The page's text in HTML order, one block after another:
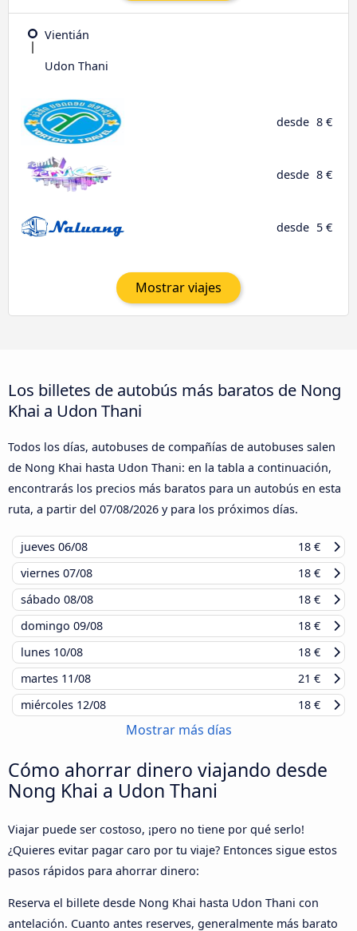
Vientián
Udon Thani
desde 8 €
desde 8 €
desde 5 €
Mostrar viajes
Los billetes de autobús más baratos de Nong
Khai a Udon Thani
Todos los días, autobuses de compañías de autobuses salen
de Nong Khai hasta Udon Thani: en la tabla a continuación,
encontrarás los precios más baratos para un autobús en esta
ruta, a partir del 07/08/2026 y para los próximos días.
jueves 06/08
18 €
viernes 07/08
18 €
sábado 08/08
18 €
domingo 09/08
18 €
lunes 10/08
18 €
martes 11/08
21 €
miércoles 12/08 18 €
Mostrar más días
Cómo ahorrar dinero viajando desde
Nong Khai a Udon Thani
Viajar puede ser costoso, ¡pero no tiene por qué serlo!
¿Quieres evitar pagar caro por tu viaje? Entonces sigue estos
pasos rápidos para ahorrar dinero:
Reserva el billete desde Nong Khai hasta Udon Thani con
antelación. Cuanto antes reserves, generalmente más barato